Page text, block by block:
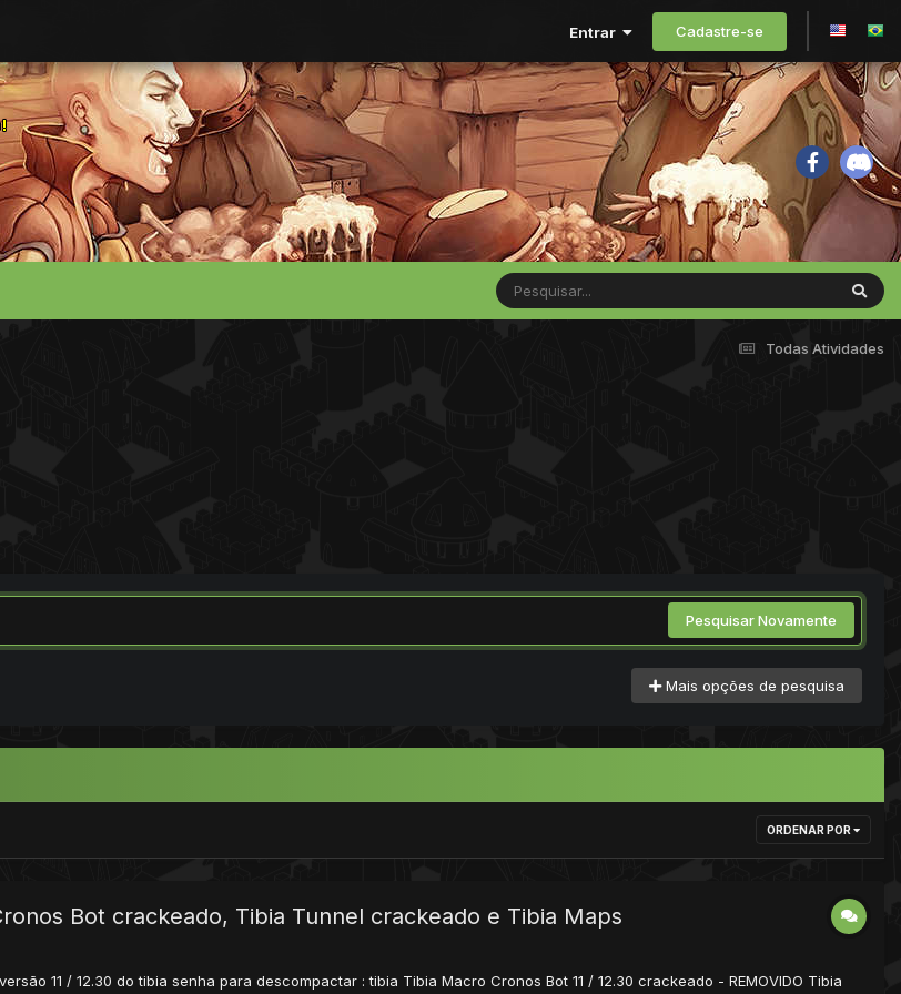
Entrar Cadastre-se
Todas Atividades
Pesquisar Novamente
Mais opções de pesquisa
ORDENAR POR
Bot crackeado, Tibia Tunnel crackeado e Tibia Maps
11 / 12.30 do tibia senha para descompactar : tibia Tibia Macro Cronos Bot 11 / 12.30 crackeado - REMOVIDO Tibia